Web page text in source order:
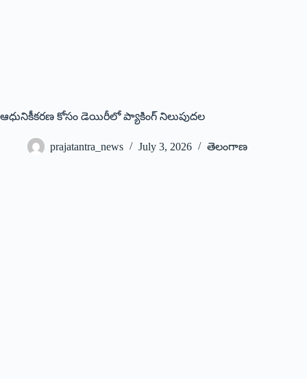
ఆధునికీకరణ కోసం డెయిరీలో ప్యాకింగ్ నిలుపుదల
prajatantra_news July 3, 2026 తెలంగాణ